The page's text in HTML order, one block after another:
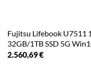
Fujitsu Lifebook U7511
32GB/1TB SSD 5G
2.560,69€